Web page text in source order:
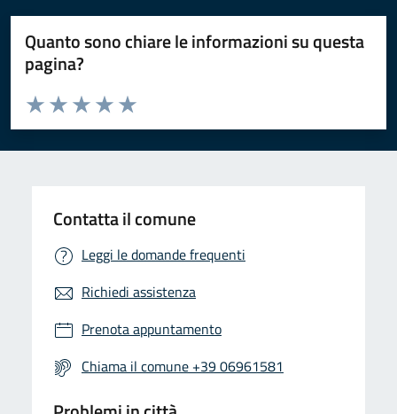
Quanto sono chiare le informazioni su questa
pagina?
Valuta da 1 a 5 stelle la pagina
Valuta 5 stelle su 5
Valuta 4 stelle su 5
Valuta 3 stelle su 5
Valuta 2 stelle su 5
Valuta 1 stelle su 5
Contatta il comune
Leggi le domande frequenti
Richiedi assistenza
Prenota appuntamento
Chiama il comune +39 06961581